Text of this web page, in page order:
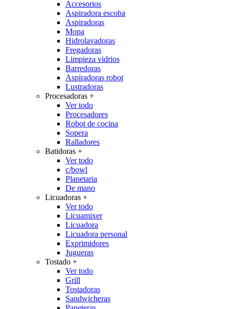
Accesorios
Aspiradora escoba
Aspiradoras
Mopa
Hidrolavadoras
Fregadoras
Limpieza vidrios
Barredoras
Aspiradoras robot
Lustradoras
Procesadoras +
Ver todo
Procesadores
Robot de cocina
Sopera
Ralladores
Batidoras +
Ver todo
c/bowl
Planetaria
De mano
Licuadoras +
Ver todo
Licuamixer
Licuadora
Licuadora personal
Exprimidores
Jugueras
Tostado +
Ver todo
Grill
Tostadoras
Sandwicheras